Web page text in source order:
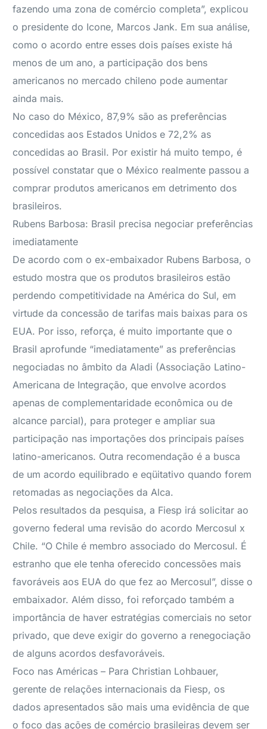
fazendo uma zona de comércio completa”, explicou
o presidente do Icone, Marcos Jank. Em sua análise,
como o acordo entre esses dois países existe há
menos de um ano, a participação dos bens
americanos no mercado chileno pode aumentar
ainda mais.
No caso do México, 87,9% são as preferências
concedidas aos Estados Unidos e 72,2% as
concedidas ao Brasil. Por existir há muito tempo, é
possível constatar que o México realmente passou a
comprar produtos americanos em detrimento dos
brasileiros.
Rubens Barbosa: Brasil precisa negociar preferências
imediatamente
De acordo com o ex-embaixador Rubens Barbosa, o
estudo mostra que os produtos brasileiros estão
perdendo competitividade na América do Sul, em
virtude da concessão de tarifas mais baixas para os
EUA. Por isso, reforça, é muito importante que o
Brasil aprofunde “imediatamente” as preferências
negociadas no âmbito da Aladi (Associação Latino-
Americana de Integração, que envolve acordos
apenas de complementaridade econômica ou de
alcance parcial), para proteger e ampliar sua
participação nas importações dos principais países
latino-americanos. Outra recomendação é a busca
de um acordo equilibrado e eqüitativo quando forem
retomadas as negociações da Alca.
Pelos resultados da pesquisa, a Fiesp irá solicitar ao
governo federal uma revisão do acordo Mercosul x
Chile. “O Chile é membro associado do Mercosul. É
estranho que ele tenha oferecido concessões mais
favoráveis aos EUA do que fez ao Mercosul”, disse o
embaixador. Além disso, foi reforçado também a
importância de haver estratégias comerciais no setor
privado, que deve exigir do governo a renegociação
de alguns acordos desfavoráveis.
Foco nas Américas – Para Christian Lohbauer,
gerente de relações internacionais da Fiesp, os
dados apresentados são mais uma evidência de que
o foco das ações de comércio brasileiras devem ser